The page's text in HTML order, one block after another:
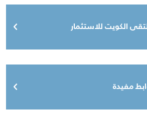
الكويت للاستثمار
مفيدة